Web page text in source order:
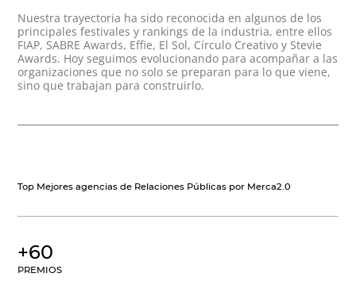
Nuestra trayectoria ha sido reconocida en algunos de los
principales festivales y rankings de la industria, entre ellos
FIAP, SABRE Awards, Effie, El Sol, Círculo Creativo y Stevie
Awards. Hoy seguimos evolucionando para acompañar a las
organizaciones que no solo se preparan para lo que viene,
sino que trabajan para construirlo.
Top Mejores agencias de Relaciones Públicas por Merca2.0
+60
PREMIOS